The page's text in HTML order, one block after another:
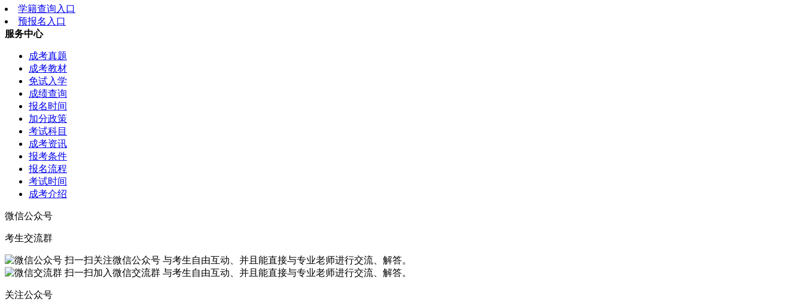
学籍查询入口
预报名入口
服务中心
成考真题
成考教材
免试入学
成绩查询
报名时间
加分政策
考试科目
成考资讯
报考条件
报名流程
考试时间
成考介绍
微信公众号
考生交流群
扫一扫关注微信公众号 与考生自由互动、并且能直接与专业老师进行交流、解答。
扫一扫加入微信交流群 与考生自由互动、并且能直接与专业老师进行交流、解答。
关注公众号